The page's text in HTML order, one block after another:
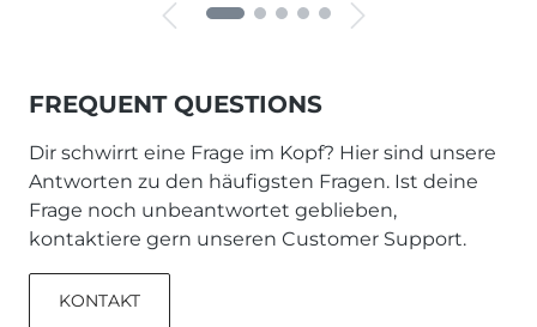
FREQUENT QUESTIONS
Dir schwirrt eine Frage im Kopf? Hier sind unsere
Antworten zu den häufigsten Fragen. Ist deine
Frage noch unbeantwortet geblieben,
kontaktiere gern unseren Customer Support.
KONTAKT